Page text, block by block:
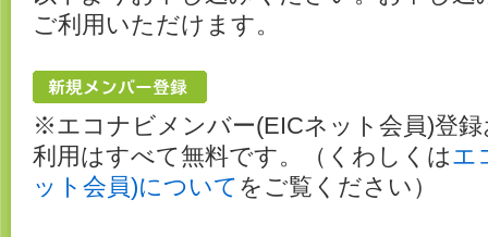
ご利用いただけます。
※エコナビメンバー(EICネット会員)登
利用はすべて無料です。（くわしくはエ
ット会員)について をご覧ください）